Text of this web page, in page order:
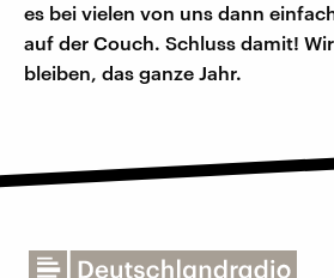
es bei vielen von uns dann
auf der Couch. Schluss damit!
bleiben, das ganze Jahr.